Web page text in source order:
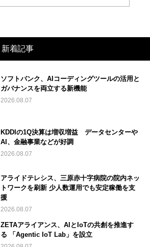
新着記事
ソフトバンク、AIコーディングツールの活用と
ガバナンスを両立する新機能
2026.08.07
KDDIの1Q決算は増収増益 データセンターや
AI、金融事業などが好調
2026.08.07
アライドテレシス、三原赤十字病院の院内ネッ
トワークを刷新 少人数運用でも安定稼働を支
援
2026.08.07
ZETAアライアンス、AIとIoTの共創を推進す
る 「Agentic IoT Lab」を設立